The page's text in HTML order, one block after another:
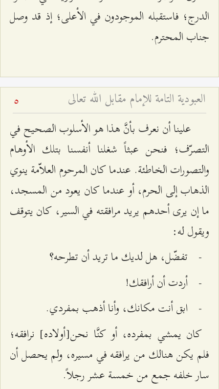
الدرج؛ فاستقبله الموجودون في الأعلى؛ إذ قد وصل
جناب المحترم.
العبودية التامة للإمام مقابل الله تعالى 5
علينا أن نعرف بأنَّ هذا هو الأسلوب الصحيح في
التصرّف؛ فنحن عبثاً شغلنا أنفسنا بتلك الأوهام
والتصورات الخاطئة. عندما كان المرحوم العلاّمة ينوي
الذهاب إلى الحرم، أو عندما كان يعود من المسجد،
ما إن يرى أحدهم يريد مرافقته في السير، كان يتوقف
ويقول له:
- تفضّل، هل لديك ما تريد أن تطرحه؟
- أردت أن أرافقك!
- ابق أنت مكانك، وأنا أذهب بمفردي.
كان يمشي بمفرده، أو كنَّا نحن[أولاده] نرافقه؛
فلم يكن هنالك من يرافقه في مسيره، ولم يحصل أن
سار خلفه جمع من خمسة عشر رجلاً.